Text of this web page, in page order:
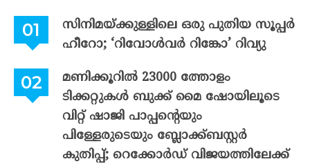
സിനിമയ്ക്കുള്ളിലെ ഒരു പുതിയ സൂപ്പർ
ഹീറോ; ‘റിവോൾവർ റിങ്കോ’ റിവ്യു
മണിക്കൂറിൽ 23000 ത്തോളം
ടിക്കറ്റുകൾ ബുക്ക് മൈ ഷോയിലൂടെ
വിറ്റ് ഷാജി പാപ്പന്റെയും
പിള്ളേരുടെയും ബ്ലോക്ക്ബസ്റ്റർ
കുതിപ്പ്; റെക്കോർഡ് വിജയത്തിലേക്ക്